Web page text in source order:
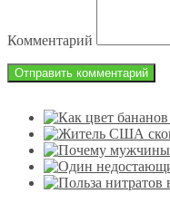
Комментарий